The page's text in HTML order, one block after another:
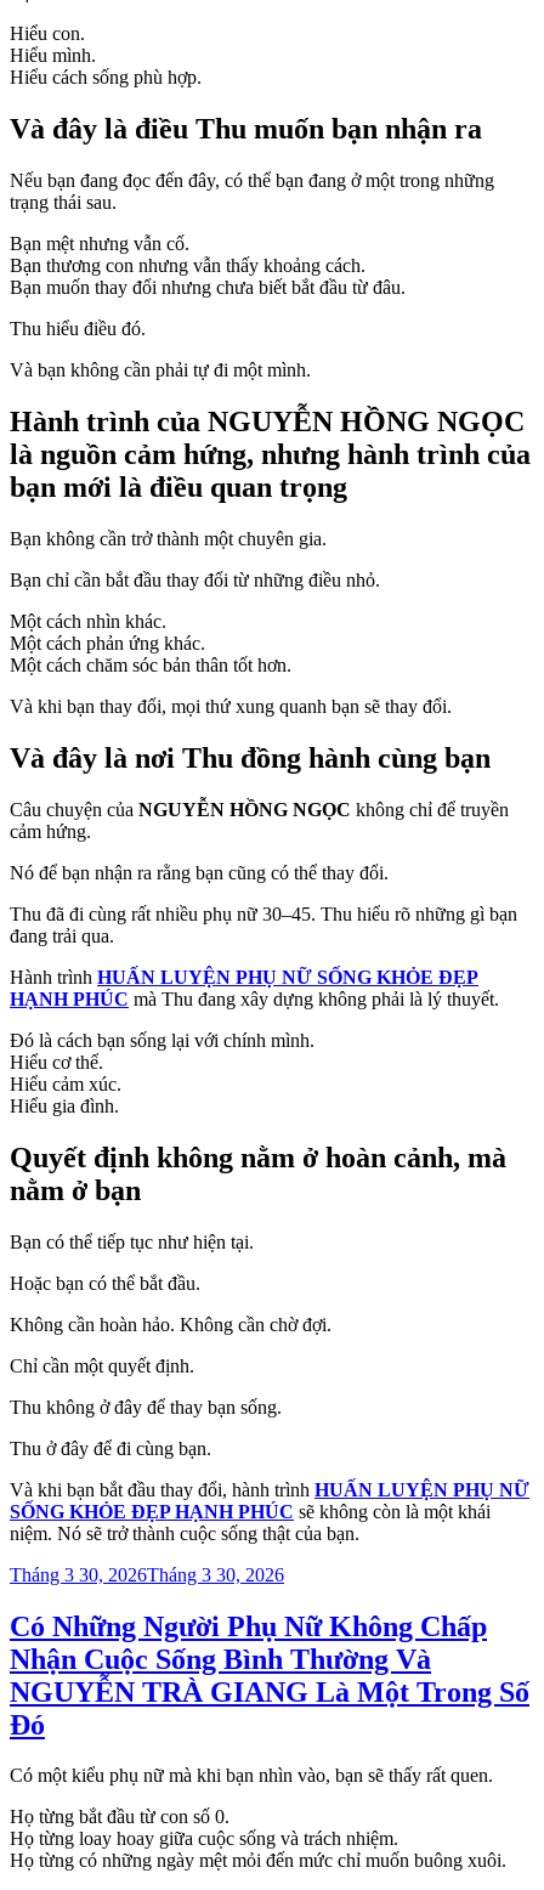
Hiểu con.
Hiểu mình.
Hiểu cách sống phù hợp.
Và đây là điều Thu muốn bạn nhận ra
Nếu bạn đang đọc đến đây, có thể bạn đang ở một trong những
trạng thái sau.
Bạn mệt nhưng vẫn cố.
Bạn thương con nhưng vẫn thấy khoảng cách.
Bạn muốn thay đổi nhưng chưa biết bắt đầu từ đâu.
Thu hiểu điều đó.
Và bạn không cần phải tự đi một mình.
Hành trình của NGUYỄN HỒNG NGỌC
là nguồn cảm hứng, nhưng hành trình của
bạn mới là điều quan trọng
Bạn không cần trở thành một chuyên gia.
Bạn chỉ cần bắt đầu thay đổi từ những điều nhỏ.
Một cách nhìn khác.
Một cách phản ứng khác.
Một cách chăm sóc bản thân tốt hơn.
Và khi bạn thay đổi, mọi thứ xung quanh bạn sẽ thay đổi.
Và đây là nơi Thu đồng hành cùng bạn
Câu chuyện của NGUYỄN HỒNG NGỌC không chỉ để truyền
cảm hứng.
Nó để bạn nhận ra rằng bạn cũng có thể thay đổi.
Thu đã đi cùng rất nhiều phụ nữ 30–45. Thu hiểu rõ những gì bạn
đang trải qua.
Hành trình HUẤN LUYỆN PHỤ NỮ SỐNG KHỎE ĐẸP
HẠNH PHÚC mà Thu đang xây dựng không phải là lý thuyết.
Đó là cách bạn sống lại với chính mình.
Hiểu cơ thể.
Hiểu cảm xúc.
Hiểu gia đình.
Quyết định không nằm ở hoàn cảnh, mà
nằm ở bạn
Bạn có thể tiếp tục như hiện tại.
Hoặc bạn có thể bắt đầu.
Không cần hoàn hảo. Không cần chờ đợi.
Chỉ cần một quyết định.
Thu không ở đây để thay bạn sống.
Thu ở đây để đi cùng bạn.
Và khi bạn bắt đầu thay đổi, hành trình HUẤN LUYỆN PHỤ NỮ
SỐNG KHỎE ĐẸP HẠNH PHÚC sẽ không còn là một khái
niệm. Nó sẽ trở thành cuộc sống thật của bạn.
Đăng
Tháng 3 30, 2026Tháng 3 30, 2026
Có Những Người Phụ Nữ Không Chấp
Nhận Cuộc Sống Bình Thường Và
NGUYỄN TRÀ GIANG Là Một Trong Số
Đó
Có một kiểu phụ nữ mà khi bạn nhìn vào, bạn sẽ thấy rất quen.
Họ từng bắt đầu từ con số 0.
Họ từng loay hoay giữa cuộc sống và trách nhiệm.
Họ từng có những ngày mệt mỏi đến mức chỉ muốn buông xuôi.